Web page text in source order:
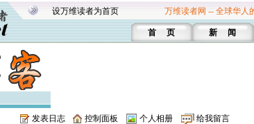
设万维读者为首页 万维读者网 -- 全球华人
首 页 新 闻
发表日志 控制面板 个人相册 给我留言